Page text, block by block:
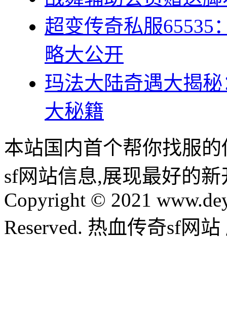
超变传奇私服65535
略大公开
玛法大陆奇遇大揭
大秘籍
本站国内首个帮你找服
sf网站信息,展现最好的
Copyright © 2021
Reserved. 热血传奇sf网